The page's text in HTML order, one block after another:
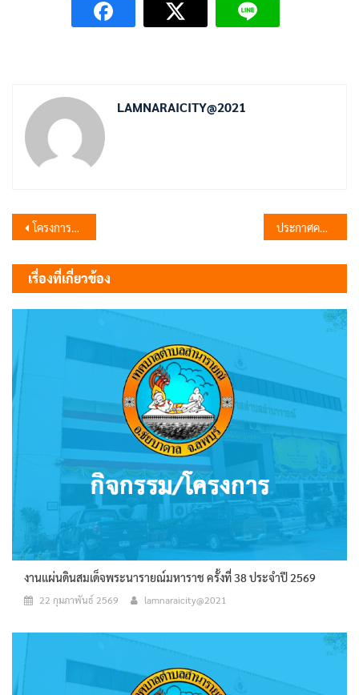
LAMNARAICITY@2021
แนะแนว
เรื่อง
โครงการส่งเสริมสุขภาพผู้สูงอายุ ประจำปีงบประมาณ 2567 ประกาศคณะกรรมการพนักงานเทศบาลจังหวัดลพบุรี เรื่อง หลักเกณฑ์และเงื่อนไขเกี่ยวกับหลักเกณฑ์ เงื่อนไข อัตรา และวิธีการจ่ายเงินประจำตำแหน่งของพนักงานเทศบาล (ฉบับที่ 2) พ.ศ. 2566
เรื่องที่เกี่ยวข้อง
งานแผ่นดินสมเด็จพระนารายณ์มหาราช ครั้งที่ 38 ประจำปี 2569
22 กุมภาพันธ์ 2569 lamnaraicity@2021